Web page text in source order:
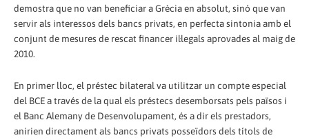
demostra que no van beneficiar a Grècia en absolut, sinó que van
servir als interessos dels bancs privats, en perfecta sintonia amb el
conjunt de mesures de rescat financer il·legals aprovades al maig de
2010.
En primer lloc, el préstec bilateral va utilitzar un compte especial
del BCE a través de la qual els préstecs desemborsats pels països i
el Banc Alemany de Desenvolupament, és a dir els prestadors,
anirien directament als bancs privats posseïdors dels títols de